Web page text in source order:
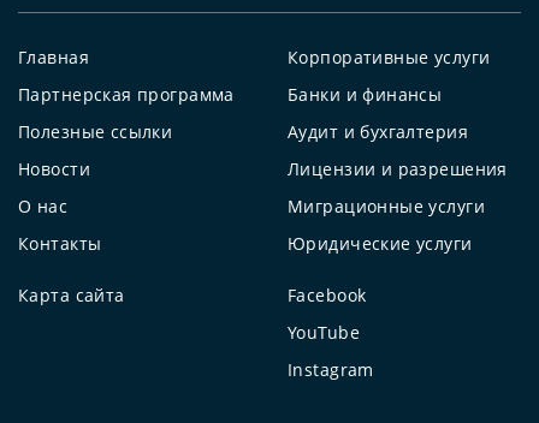
Главная
Партнерская программа
Полезные ссылки
Новости
О нас
Контакты
Корпоративные услуги
Банки и финансы
Аудит и бухгалтерия
Лицензии и разрешения
Миграционные услуги
Юридические услуги
Карта сайта
Facebook
YouTube
Instagram